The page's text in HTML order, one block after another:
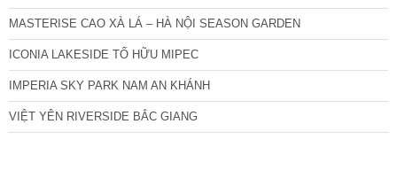
MASTERISE CAO XÀ LÁ – HÀ NỘI SEASON GARDEN
ICONIA LAKESIDE TỐ HỮU MIPEC
IMPERIA SKY PARK NAM AN KHÁNH
VIỆT YÊN RIVERSIDE BẮC GIANG